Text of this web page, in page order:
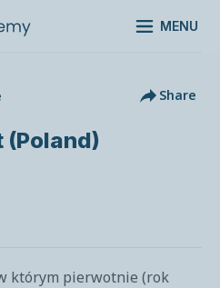
MENU
Share
którym pierwotnie (rok